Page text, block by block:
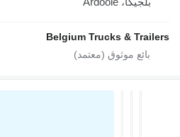
Belgium Trucks &